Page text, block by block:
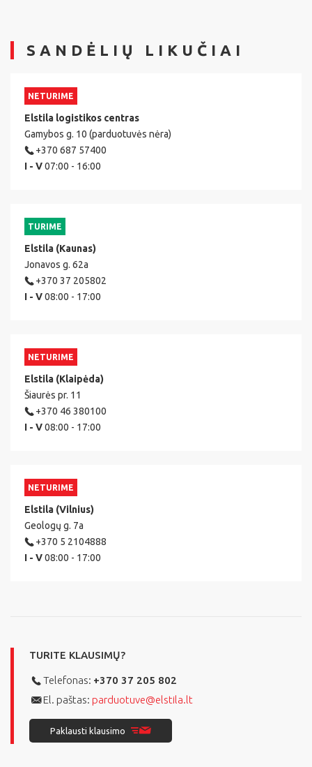
SANDĖLIŲ LIKUČIAI
NETURIME
Elstila logistikos centras
Gamybos g. 10 (parduotuvės nėra)
+370 687 57400
I - V07:00 - 16:00
TURIME
Elstila (Kaunas)
Jonavos g. 62a
+370 37 205802
I - V08:00 - 17:00
NETURIME
Elstila (Klaipėda)
Šiaurės pr. 11
+370 46 380100
I - V08:00 - 17:00
NETURIME
Elstila (Vilnius)
Geologų g. 7a
+370 5 2104888
I - V08:00 - 17:00
TURITE KLAUSIMŲ?
Telefonas: +370 37 205 802
El. paštas: parduotuve@elstila.lt
Paklausti klausimo